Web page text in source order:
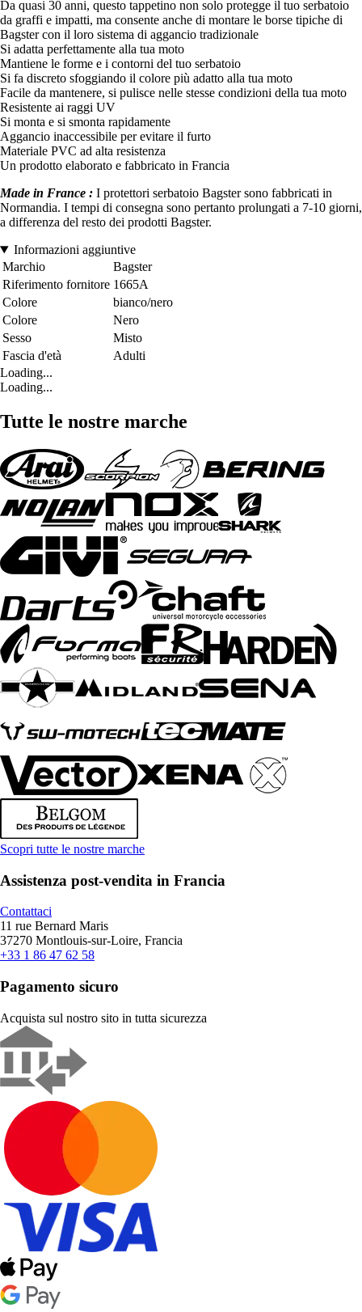
Da quasi 30 anni, questo tappetino non solo protegge il tuo serbatoio
da graffi e impatti, ma consente anche di montare le borse tipiche di
Bagster con il loro sistema di aggancio tradizionale
Si adatta perfettamente alla tua moto
Mantiene le forme e i contorni del tuo serbatoio
Si fa discreto sfoggiando il colore più adatto alla tua moto
Facile da mantenere, si pulisce nelle stesse condizioni della tua moto
Resistente ai raggi UV
Si monta e si smonta rapidamente
Aggancio inaccessibile per evitare il furto
Materiale PVC ad alta resistenza
Un prodotto elaborato e fabbricato in Francia
Made in France : I protettori serbatoio Bagster sono fabbricati in
Normandia. I tempi di consegna sono pertanto prolungati a 7-10 giorni,
a differenza del resto dei prodotti Bagster.
Informazioni aggiuntive
Marchio
Bagster
Riferimento fornitore 1665A
Colore
bianco/nero
Colore
Nero
Sesso
Misto
Fascia d'età
Adulti
Loading...
Loading...
Tutte le nostre marche
Scopri tutte le nostre marche
Assistenza post-vendita in Francia
Contattaci
11 rue Bernard Maris
37270 Montlouis-sur-Loire, Francia
+33 1 86 47 62 58
Pagamento sicuro
Acquista sul nostro sito in tutta sicurezza